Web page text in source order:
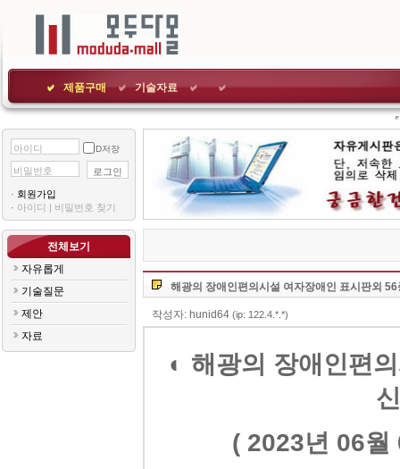
제품구매 기술자료
아이디 ID저장
비밀번호 로그인
· 회원가입
· 아이디|비밀번호찾기
전체보기
자유롭게
기술질문
제안
자료
해광의장애인편의시설여자장애인표시판외
작성자:hunid64 (ip:122.4.*.*)
◐해광의장애인편
(2023년06월